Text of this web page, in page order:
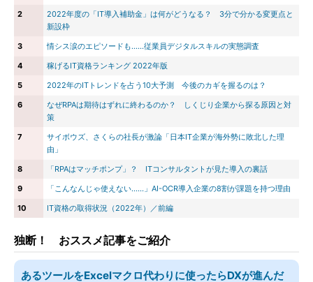
2
2022年度の「IT導入補助金」は何がどうなる？ 3分で分かる変更点と
新設枠
3
情シス涙のエピソードも……従業員デジタルスキルの実態調査
4
稼げるIT資格ランキング 2022年版
5
2022年のITトレンドを占う10大予測 今後のカギを握るのは？
6
なぜRPAは期待はずれに終わるのか？ しくじり企業から探る原因と対
策
7
サイボウズ、さくらの社長が激論「日本IT企業が海外勢に敗北した理
由」
8
「RPAはマッチポンプ」？ ITコンサルタントが見た導入の裏話
9
「こんなんじゃ使えない……」AI-OCR導入企業の8割が課題を持つ理由
10
IT資格の取得状況（2022年）／前編
独断！ おススメ記事をご紹介
あるツールをExcelマクロ代わりに使ったらDXが進んだ